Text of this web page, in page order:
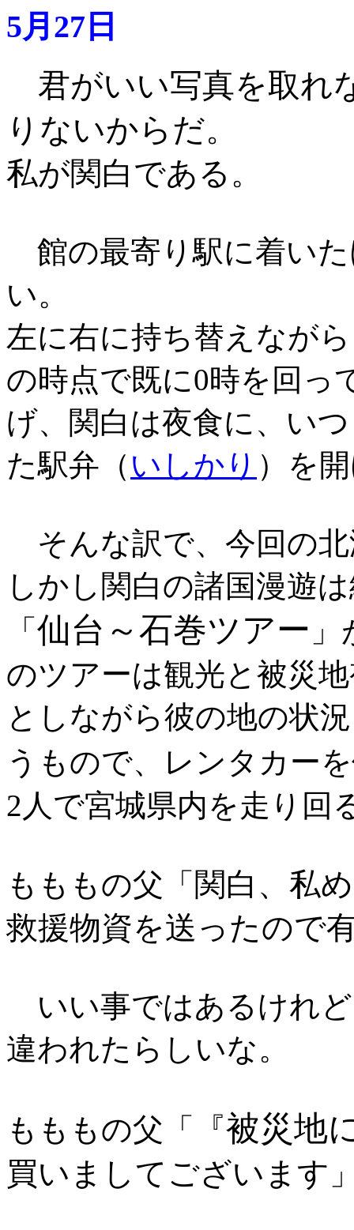
5月27日
君がいい写真を取れ
りないからだ。
私が関白である 。
館の最寄り駅に着い
い。
左に右に持ち替えなが
の時点で既に0時を回っ
げ、関白は夜食に、い
た駅弁（ いしかり ）を
そんな訳で、今回の
しかし関白の諸国漫遊
「 仙台～石巻ツアー
のツアーは観光と被災
としながら彼の地の状
うもので、レンタカー
2人で宮城県内を走り回
もももの父「 関白、私
救援物資を送ったので
いい事ではあるけれ
違われたらしいな。
もももの父「 『被災地
買いましてございます